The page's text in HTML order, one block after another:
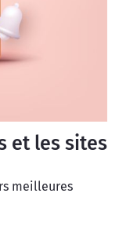
et les sites
meilleures